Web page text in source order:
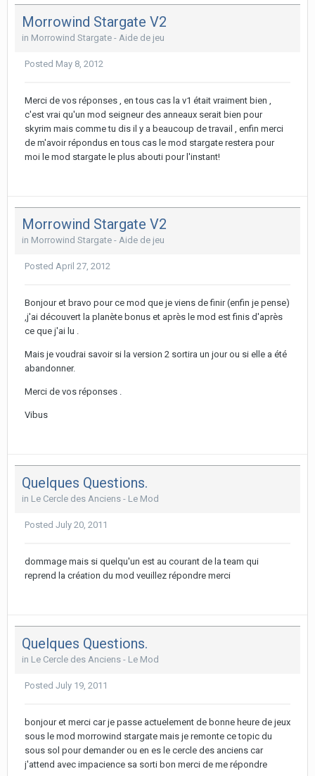
Morrowind Stargate V2
in Morrowind Stargate - Aide de jeu
Posted May 8, 2012
Merci de vos réponses , en tous cas la v1 était vraiment bien ,
c'est vrai qu'un mod seigneur des anneaux serait bien pour
skyrim mais comme tu dis il y a beaucoup de travail , enfin merci
de m'avoir répondus en tous cas le mod stargate restera pour
moi le mod stargate le plus abouti pour l'instant!
Morrowind Stargate V2
in Morrowind Stargate - Aide de jeu
Posted April 27, 2012
Bonjour et bravo pour ce mod que je viens de finir (enfin je pense)
,j'ai découvert la planète bonus et après le mod est finis d'après
ce que j'ai lu .
Mais je voudrai savoir si la version 2 sortira un jour ou si elle a été
abandonner.
Merci de vos réponses .
Vibus
Quelques Questions.
in Le Cercle des Anciens - Le Mod
Posted July 20, 2011
dommage mais si quelqu'un est au courant de la team qui
reprend la création du mod veuillez répondre merci
Quelques Questions.
in Le Cercle des Anciens - Le Mod
Posted July 19, 2011
bonjour et merci car je passe actuelement de bonne heure de jeux
sous le mod morrowind stargate mais je remonte ce topic du
sous sol pour demander ou en es le cercle des anciens car
j'attend avec impacience sa sorti bon merci de me répondre